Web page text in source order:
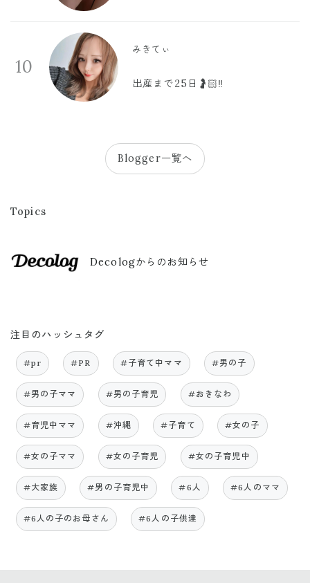
10
みきてぃ
出産まで25日🤰🏻‼️
Blogger一覧へ
Topics
Decologからのお知らせ
注目のハッシュタグ
#pr #PR #子育て中ママ #男の子
#男の子ママ #男の子育児 #おきなわ
#育児中ママ #沖縄 #子育て #女の子
#女の子ママ #女の子育児 #女の子育児中
#大家族 #男の子育児中 #6人 #6人のママ
#6人の子のお母さん #6人の子供達